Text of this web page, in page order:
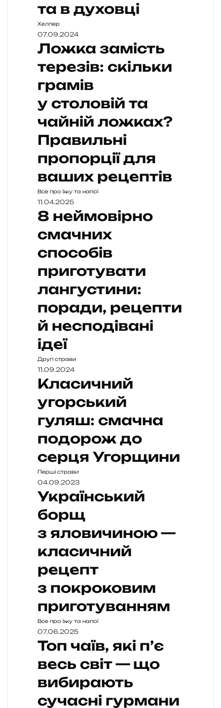
та в духовці
Хелпер
07.09.2024
Ложка замість
терезів: скільки
грамів
у столовій та
чайній ложках?
Правильні
пропорції для
ваших рецептів
Все про їжу та напої
11.04.2025
8 неймовірно
смачних
способів
приготувати
лангустини:
поради, рецепти
й несподівані
ідеї
Другі страви
11.09.2024
Класичний
угорський
гуляш: смачна
подорож до
серця Угорщини
Перші страви
04.09.2023
Український
борщ
з яловичиною —
класичний
рецепт
з покроковим
приготуванням
Все про їжу та напої
07.06.2025
Топ чаїв, які п’є
весь світ — що
вибирають
сучасні гурмани